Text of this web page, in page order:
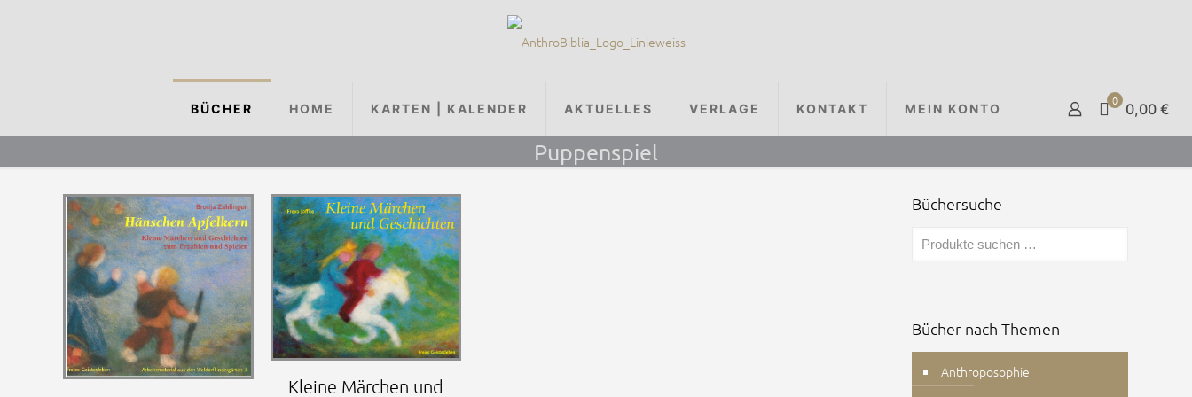
BÜCHER HOME KARTEN | KALENDER AKTUELLES VERLAGE KONTAKT MEIN KONTO
0 0,00 €
Puppenspiel
Kleine Märchen und
Büchersuche
Bücher nach Themen
Anthroposophie